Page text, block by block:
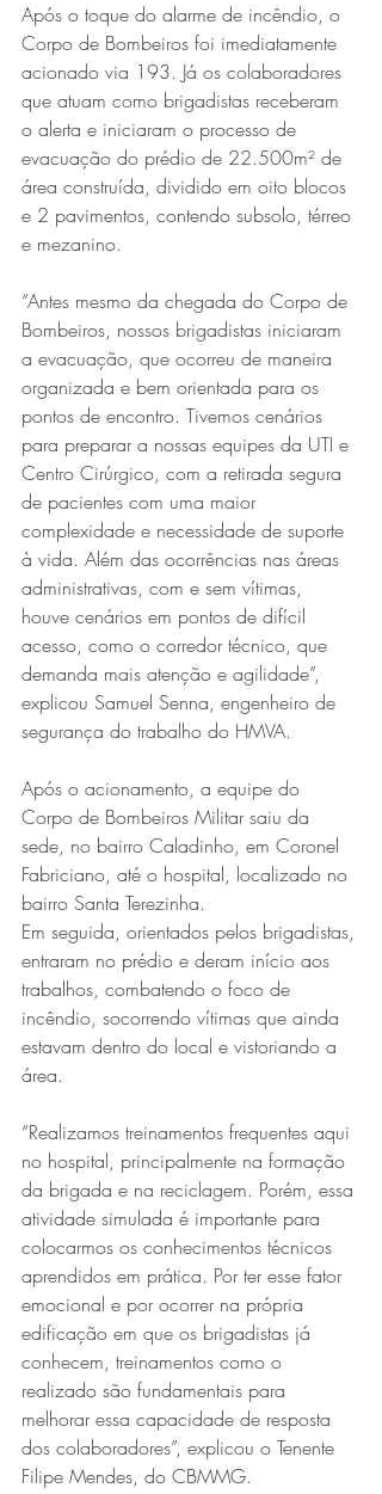
Após o toque do alarme de incêndio, o
Corpo de Bombeiros foi imediatamente
acionado via 193. Já os colaboradores
que atuam como brigadistas receberam
o alerta e iniciaram o processo de
evacuação do prédio de 22.500m² de
área construída, dividido em oito blocos
e 2 pavimentos, contendo subsolo, térreo
e mezanino.
“Antes mesmo da chegada do Corpo de
Bombeiros, nossos brigadistas iniciaram
a evacuação, que ocorreu de maneira
organizada e bem orientada para os
pontos de encontro. Tivemos cenários
para preparar a nossas equipes da UTI e
Centro Cirúrgico, com a retirada segura
de pacientes com uma maior
complexidade e necessidade de suporte
à vida. Além das ocorrências nas áreas
administrativas, com e sem vítimas,
houve cenários em pontos de difícil
acesso, como o corredor técnico, que
demanda mais atenção e agilidade”,
explicou Samuel Senna, engenheiro de
segurança do trabalho do HMVA.
Após o acionamento, a equipe do
Corpo de Bombeiros Militar saiu da
sede, no bairro Caladinho, em Coronel
Fabriciano, até o hospital, localizado no
bairro Santa Terezinha.
Em seguida, orientados pelos brigadistas,
entraram no prédio e deram início aos
trabalhos, combatendo o foco de
incêndio, socorrendo vítimas que ainda
estavam dentro do local e vistoriando a
área.
“Realizamos treinamentos frequentes aqui
no hospital, principalmente na formação
da brigada e na reciclagem. Porém, essa
atividade simulada é importante para
colocarmos os conhecimentos técnicos
aprendidos em prática. Por ter esse fator
emocional e por ocorrer na própria
edificação em que os brigadistas já
conhecem, treinamentos como o
realizado são fundamentais para
melhorar essa capacidade de resposta
dos colaboradores”, explicou o Tenente
Filipe Mendes, do CBMMG.